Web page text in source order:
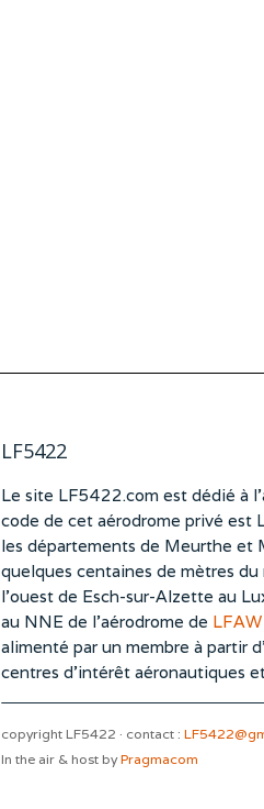
LF5422
Le site LF5422.com est dédié à
code de cet aérodrome privé est
les départements de Meurthe et
quelques centaines de mètres
l’ouest de Esch-sur-Alzette au
au NNE de l’aérodrome de LFAW
alimenté par un membre à partir
centres d’intérêt aéronautiques
copyright LF5422 · contact :
In the air & host byPragmacom